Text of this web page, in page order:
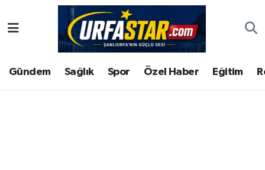
Gündem Sağlık Spor Özel Haber Eğitim
ASAYİS
ÇEVRE
Şanlıurfa Nöbetçi Eczaneler
Şanlıurfa Hava Durumu